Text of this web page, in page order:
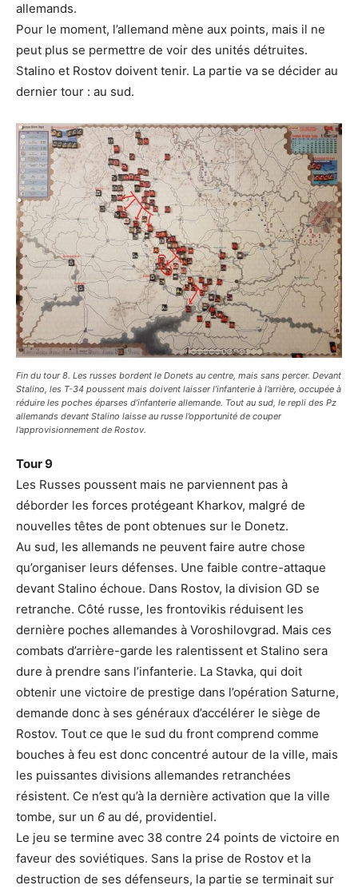
allemands.
Pour le moment, l’allemand mène aux points, mais il ne
peut plus se permettre de voir des unités détruites.
Stalino et Rostov doivent tenir. La partie va se décider au
dernier tour : au sud.
Fin du tour 8. Les russes bordent le Donets au centre, mais sans percer. Devant
Stalino, les T-34 poussent mais doivent laisser l’infanterie à l’arrière, occupée à
réduire les poches éparses d’infanterie allemande. Tout au sud, le repli des Pz
allemands devant Stalino laisse au russe l’opportunité de couper
l’approvisionnement de Rostov.
Tour 9
Les Russes poussent mais ne parviennent pas à
déborder les forces protégeant Kharkov, malgré de
nouvelles têtes de pont obtenues sur le Donetz.
Au sud, les allemands ne peuvent faire autre chose
qu’organiser leurs défenses. Une faible contre-attaque
devant Stalino échoue. Dans Rostov, la division GD se
retranche. Côté russe, les frontovikis réduisent les
dernière poches allemandes à Voroshilovgrad. Mais ces
combats d’arrière-garde les ralentissent et Stalino sera
dure à prendre sans l’infanterie. La Stavka, qui doit
obtenir une victoire de prestige dans l’opération Saturne,
demande donc à ses généraux d’accélérer le siège de
Rostov. Tout ce que le sud du front comprend comme
bouches à feu est donc concentré autour de la ville, mais
les puissantes divisions allemandes retranchées
résistent. Ce n’est qu’à la dernière activation que la ville
tombe, sur un 6 au dé, providentiel.
Le jeu se termine avec 38 contre 24 points de victoire en
faveur des soviétiques. Sans la prise de Rostov et la
destruction de ses défenseurs, la partie se terminait sur